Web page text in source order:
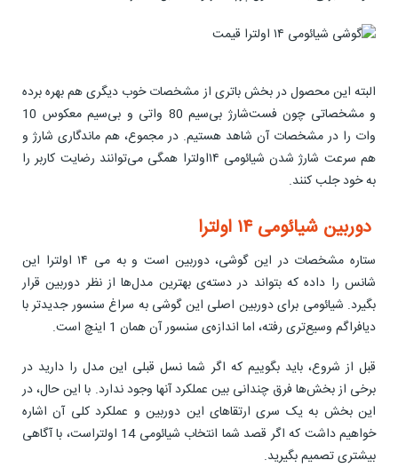
البته این محصول در بخش باتری از مشخصات خوب دیگری هم بهره برده
و مشخصاتی چون فست‌شارژ بی‌سیم 80 واتی و بی‌سیم معکوس 10
وات را در مشخصات آن شاهد هستیم. در مجموع، هم ماندگاری شارژ و
هم سرعت شارژ شدن شیائومی ۱۴اولترا همگی می‌توانند رضایت کاربر را
به خود جلب کنند.
دوربین شیائومی ۱۴ اولترا
ستاره مشخصات در این گوشی، دوربین است و به می ۱۴ اولترا این
شانس را داده که بتواند در دسته‌ی بهترین مدل‌ها از نظر دوربین قرار
بگیرد. شیائومی برای دوربین اصلی این گوشی به سراغ سنسور جدیدتر با
دیافراگم وسیع‌تری رفته، اما اندازه‌ی سنسور آن همان 1 اینچ است.
قبل از شروع، باید بگوییم که اگر شما نسل قبلی این مدل را دارید در
برخی از بخش‌ها فرق چندانی بین عملکرد آنها وجود ندارد. با این حال، در
این بخش به یک سری ارتقاهای این دوربین و عملکرد کلی آن اشاره
خواهیم داشت که اگر قصد شما انتخاب شیائومی 14 اولتراست، با آگاهی
بیشتری تصمیم بگیرید.